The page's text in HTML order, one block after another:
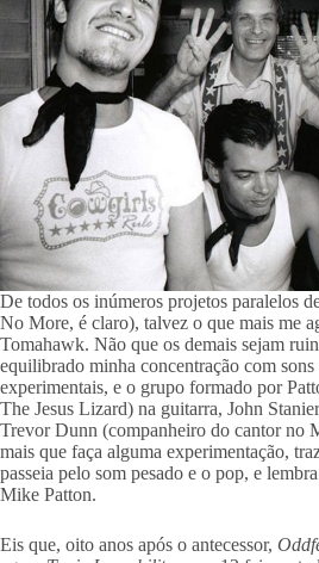
De todos os inúmeros projetos paralelos
No More, é claro), talvez o que mais me
Tomahawk. Não que os demais sejam
equilibrado minha concentração com
experimentais, e o grupo formado por
The Jesus Lizard) na guitarra, John
Trevor Dunn (companheiro do cantor no
mais que faça alguma experimentação,
passeia pelo som pesado e o pop, e
Mike Patton.
Eis que, oito anos após o antecessor,